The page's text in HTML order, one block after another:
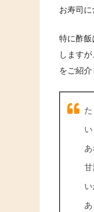
お寿司に
特に酢
します
をご紹介